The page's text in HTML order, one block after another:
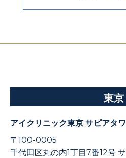
東京
アイクリニック東京 サピアタ
〒100-0005
千代田区丸の内1丁目7番12号